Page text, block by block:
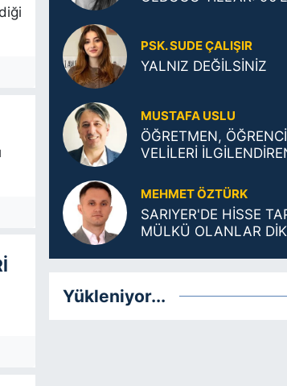
PSK. SUDE ÇALIŞIR
YALNIZ DEĞİLSİNİZ
MUSTAFA USLU
ÖĞRETMEN,
VELİLERİ
MEHMET ÖZTÜRK
SARIYER'DE HİSSE
MÜLKÜ OLANLAR
Yükleniyor...